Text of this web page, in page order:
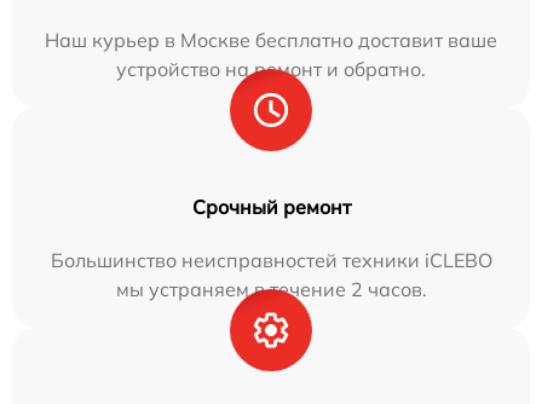
Наш курьер в Москве бесплатно доставит ваше
устройство на ремонт и обратно.
Срочный ремонт
Большинство неисправностей техники iCLEBO
мы устраняем в течение 2 часов.